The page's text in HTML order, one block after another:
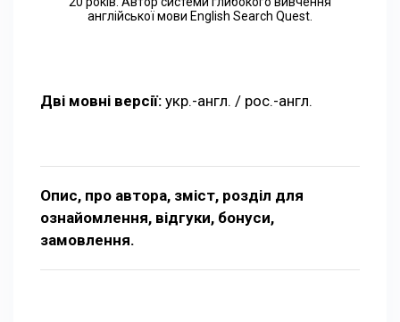
англійської мови English Search Quest.
Дві мовні версії: укр.-англ. / рос.-англ.
Опис, про автора, зміст, розділ для
ознайомлення, відгуки, бонуси,
замовлення.